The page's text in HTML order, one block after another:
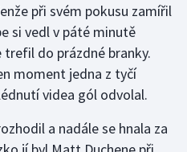
při svém pokusu zamířil
si vedl v páté minutě
trefil do prázdné branky.
moment jedna z tyčí
videa gól odvolal.
a nadále se hnala za